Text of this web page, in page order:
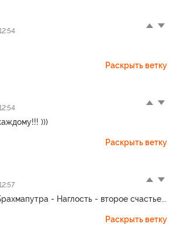
Раскрыть ветку
)))
Раскрыть ветку
- Наглость - второе счастье...
Раскрыть ветку